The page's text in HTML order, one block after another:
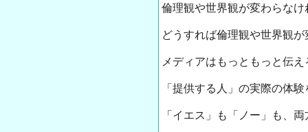
倫理観や世界観が変わらな
どうすれば倫理観や世界観
メディアはもっともっと伝
「提供する人」の実際の体
「イエス」も「ノー」も、